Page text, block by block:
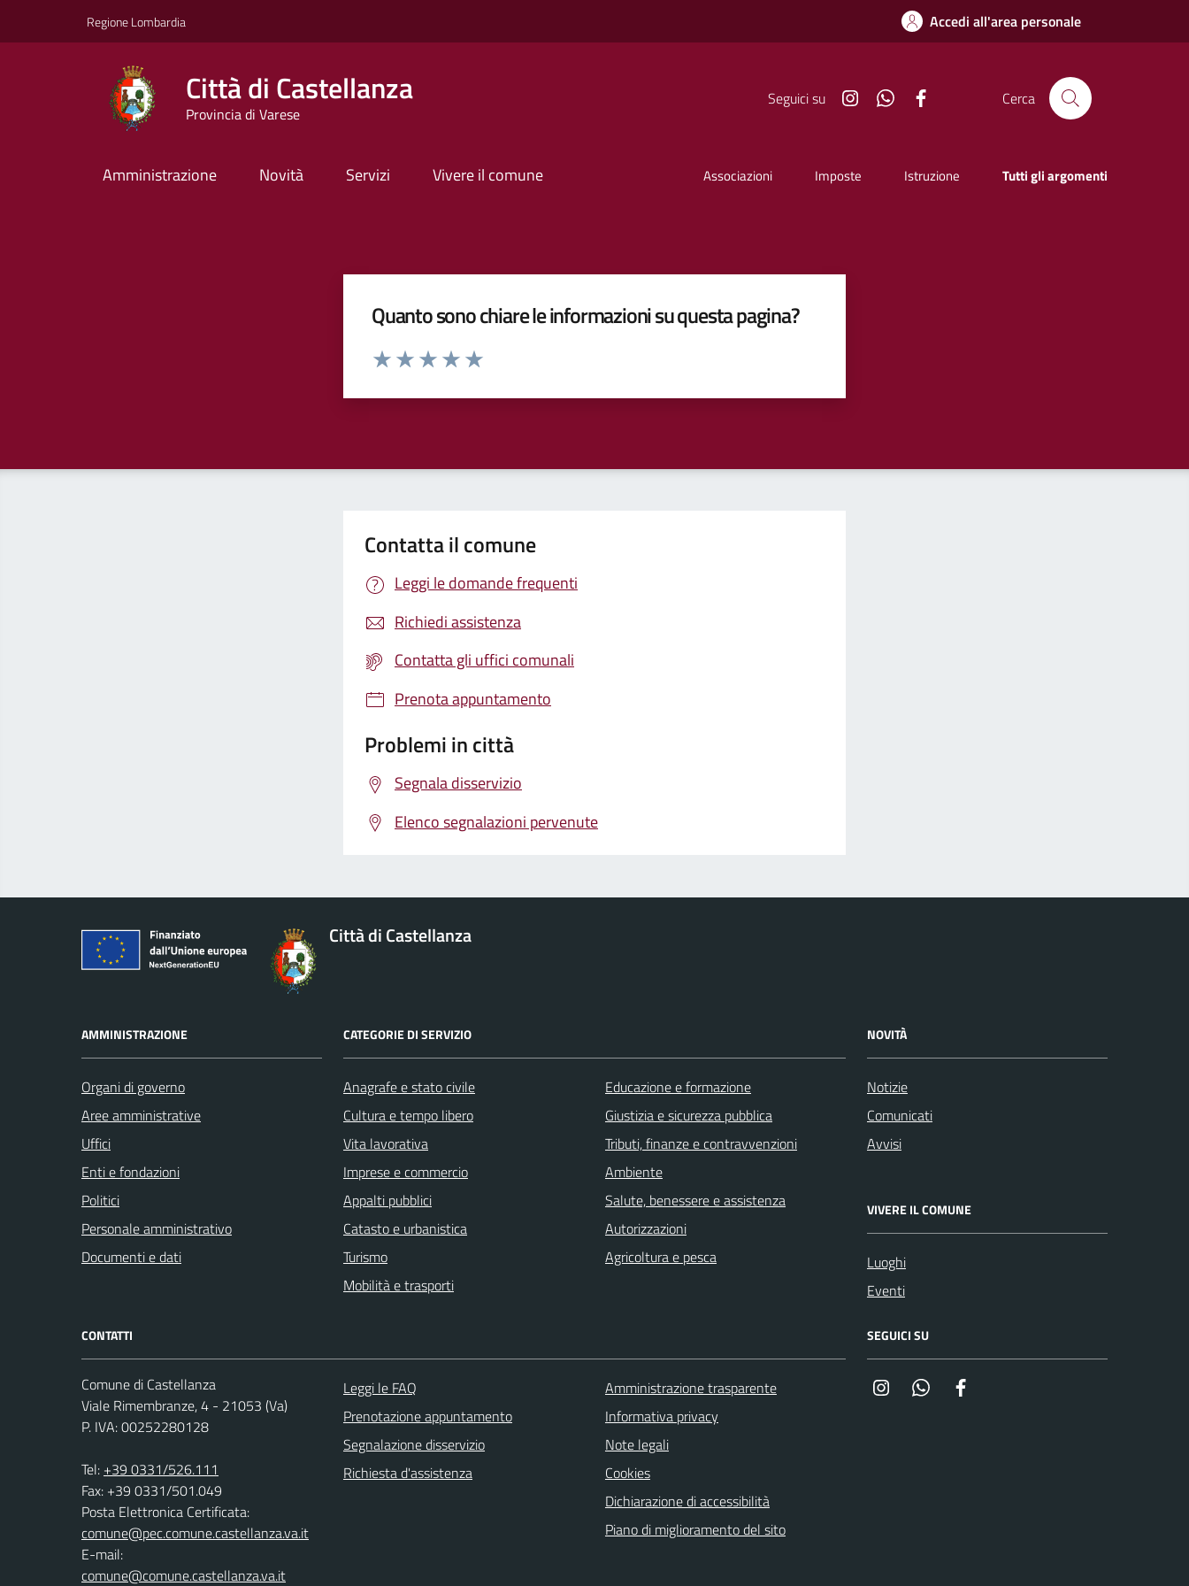
Regione Lombardia Accedi all'area personale
Città di Castellanza
Provincia di Varese
Seguici su InstagramWhatsapp Cerca
Amministrazione Novità Servizi Vivere il comune Associazioni Imposte Istruzione Tutti gli argomenti
Quanto sono chiare le informazioni su questa pagina?
Valuta da 1 a 5 stelle la pagina
Contatta il comune
Leggi le domande frequenti
Richiedi assistenza
Contatta gli uffici comunali
Prenota appuntamento
Problemi in città
Segnala disservizio
Elenco segnalazioni pervenute
Città di Castellanza
AMMINISTRAZIONE
Organi di governo
Aree amministrative
Uffici
Enti e fondazioni
Politici
Personale amministrativo
Documenti e dati
CATEGORIE DI SERVIZIO
Anagrafe e stato civile
Cultura e tempo libero
Vita lavorativa
Imprese e commercio
Appalti pubblici
Catasto e urbanistica
Turismo
Mobilità e trasporti
Educazione e formazione
Giustizia e sicurezza pubblica
Tributi, finanze e contravvenzioni
Ambiente
Salute, benessere e assistenza
Autorizzazioni
Agricoltura e pesca
NOVITÀ
Notizie
Comunicati
Avvisi
VIVERE IL COMUNE
Luoghi
Eventi
CONTATTI
Comune di Castellanza
Viale Rimembranze, 4 - 21053 (Va)
P. IVA: 00252280128
Tel: +39 0331/526.111
Fax: +39 0331/501.049
Posta Elettronica Certificata:
comune@pec.comune.castellanza.va.it
E-mail:
comune@comune.castellanza.va.it
Leggi le FAQ
Prenotazione appuntamento
Segnalazione disservizio
Richiesta d'assistenza
Amministrazione trasparente
Informativa privacy
Note legali
Cookies
Dichiarazione di accessibilità
Piano di miglioramento del sito
SEGUICI SU
InstagramWhatsapp